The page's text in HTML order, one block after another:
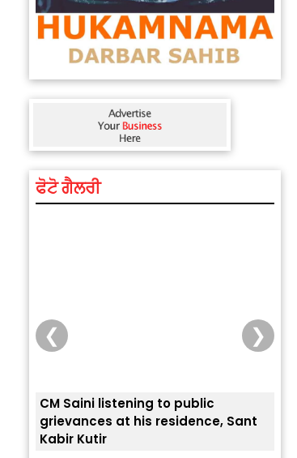
ਫੋਟੋ ਗੈਲਰੀ
CM Saini listening to public
grievances at his residence, Sant
Kabir Kutir
❮ ❯